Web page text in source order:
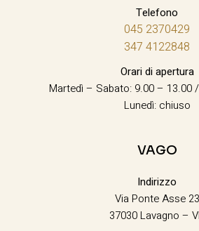
Telefono
045 2370429
347 4122848
Orari di apertura
Martedì – Sabato: 9.00 – 13.00
Lunedì: chiuso
VAGO
Indirizzo
Via Ponte Asse 23
37030 Lavagno –